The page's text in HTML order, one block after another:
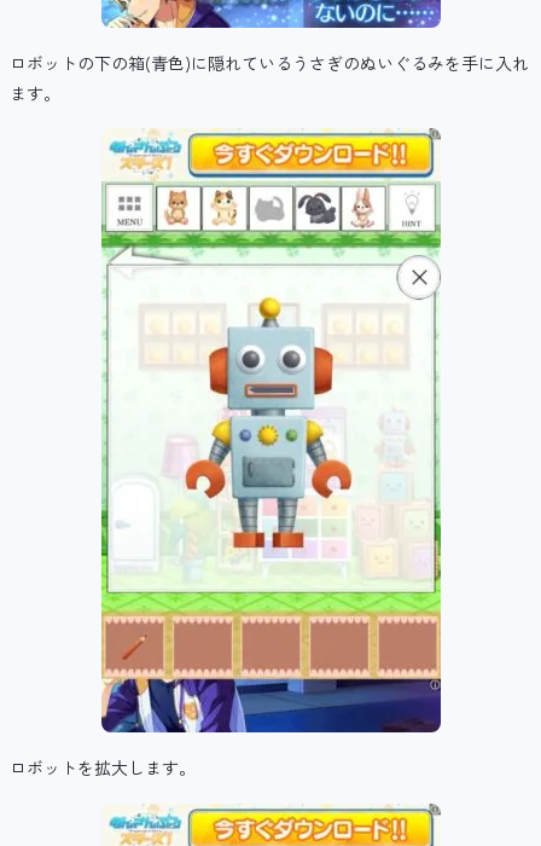
ロボットの下の箱(青色)に隠れているうさぎのぬいぐるみを手に入れ
ます。
ロボットを拡大します。